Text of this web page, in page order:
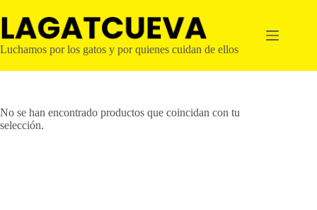
al
contenido
Luchamos por los gatos y por quienes cuidan de ellos
No se han encontrado productos que coincidan con tu
selección.